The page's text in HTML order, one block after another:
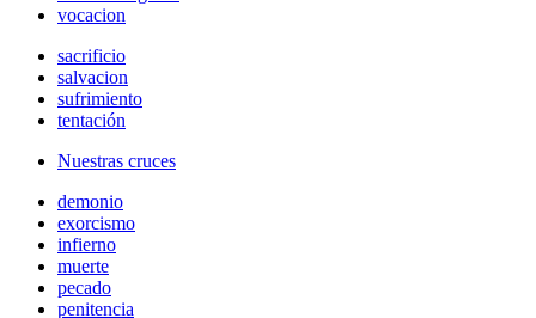
vocacion
sacrificio
salvacion
sufrimiento
tentación
Nuestras cruces
demonio
exorcismo
infierno
muerte
pecado
penitencia